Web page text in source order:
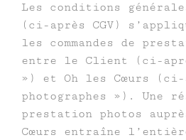
Les conditions
(ci-après CGV)
les commandes de
entre le Client (ci-
») et Oh les Cœurs (ci-
photographes »). Une
prestation photos
Cœurs entraîne